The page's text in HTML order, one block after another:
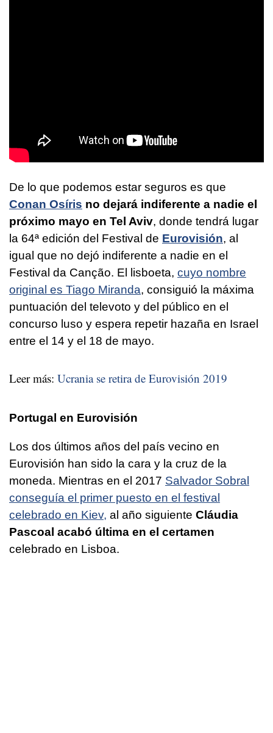
De lo que podemos estar seguros es que
Conan Osíris no dejará indiferente a nadie el
próximo mayo en Tel Aviv, donde tendrá lugar
la 64ª edición del Festival de Eurovisión, al
igual que no dejó indiferente a nadie en el
Festival da Canção. El lisboeta, cuyo nombre
original es Tiago Miranda, consiguió la máxima
puntuación del televoto y del público en el
concurso luso y espera repetir hazaña en Israel
entre el 14 y el 18 de mayo.
Leer más: Ucrania se retira de Eurovisión 2019
Portugal en Eurovisión
Los dos últimos años del país vecino en
Eurovisión han sido la cara y la cruz de la
moneda. Mientras en el 2017 Salvador Sobral
conseguía el primer puesto en el festival
celebrado en Kiev, al año siguiente Cláudia
Pascoal acabó última en el certamen
celebrado en Lisboa.